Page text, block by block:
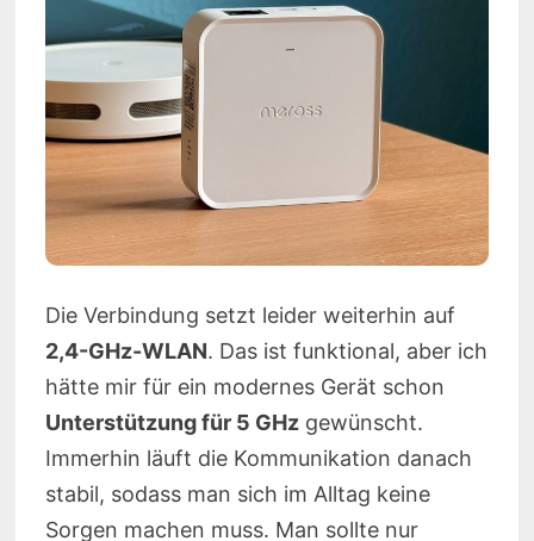
Die Verbindung setzt leider weiterhin auf
2,4-GHz-WLAN. Das ist funktional, aber ich
hätte mir für ein modernes Gerät schon
Unterstützung für 5 GHzgewünscht.
Immerhin läuft die Kommunikation danach
stabil, sodass man sich im Alltag keine
Sorgen machen muss. Man sollte nur